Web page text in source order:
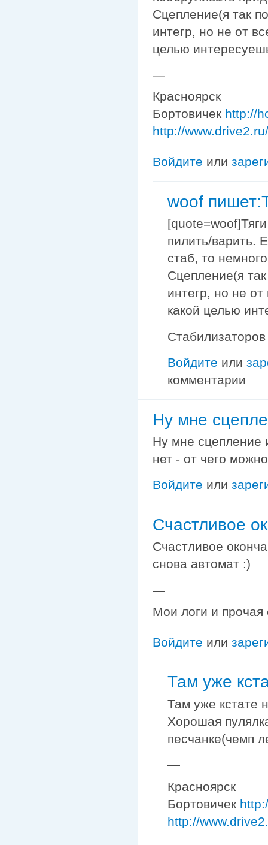
Сцепление(я так
интегр, но не от
целью
—
Красноярск
Бортовичек http://
http://
Войдите или
woof
пилить/варить.
стаб, то
Сцепление(я
интегр, но не от
какой целью
Войдите или
комментарии
Ну мне
Ну мне сцепление
нет - от чего
Войдите или
Счастливое
Счастливое
снова автомат :)
—
Мои логи и
Войдите или
Там уже
Там уже кстате
Хорошая
песчанке(чемп
—
Красноярск
Бортовичек
http://